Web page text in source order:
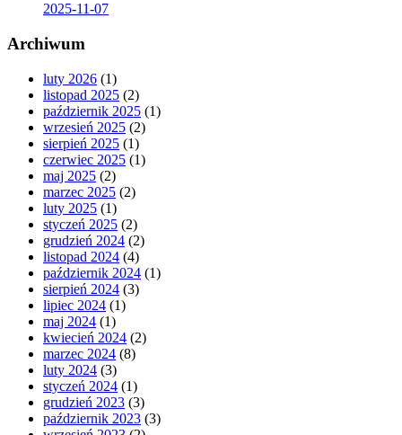
2025-11-07
Archiwum
luty 2026 (1)
listopad 2025 (2)
październik 2025 (1)
wrzesień 2025 (2)
sierpień 2025 (1)
czerwiec 2025 (1)
maj 2025 (2)
marzec 2025 (2)
luty 2025 (1)
styczeń 2025 (2)
grudzień 2024 (2)
listopad 2024 (4)
październik 2024 (1)
sierpień 2024 (3)
lipiec 2024 (1)
maj 2024 (1)
kwiecień 2024 (2)
marzec 2024 (8)
luty 2024 (3)
styczeń 2024 (1)
grudzień 2023 (3)
październik 2023 (3)